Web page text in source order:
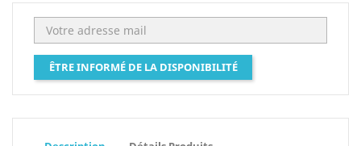
ÊTRE INFORMÉ DE LA DISPONIBILITÉ